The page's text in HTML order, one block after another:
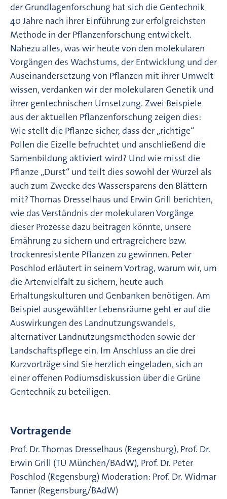
der Grundlagenforschung hat sich die Gentechnik
40 Jahre nach ihrer Einführung zur erfolgreichsten
Methode in der Pflanzenforschung entwickelt.
Nahezu alles, was wir heute von den molekularen
Vorgängen des Wachstums, der Entwicklung und der
Auseinandersetzung von Pflanzen mit ihrer Umwelt
wissen, verdanken wir der molekularen Genetik und
ihrer gentechnischen Umsetzung. Zwei Beispiele
aus der aktuellen Pflanzenforschung zeigen dies:
Wie stellt die Pflanze sicher, dass der „richtige“
Pollen die Eizelle befruchtet und anschließend die
Samenbildung aktiviert wird? Und wie misst die
Pflanze „Durst“ und teilt dies sowohl der Wurzel als
auch zum Zwecke des Wassersparens den Blättern
mit? Thomas Dresselhaus und Erwin Grill berichten,
wie das Verständnis der molekularen Vorgänge
dieser Prozesse dazu beitragen könnte, unsere
Ernährung zu sichern und ertragreichere bzw.
trockenresistente Pflanzen zu gewinnen. Peter
Poschlod erläutert in seinem Vortrag, warum wir, um
die Artenvielfalt zu sichern, heute auch
Erhaltungskulturen und Genbanken benötigen. Am
Beispiel ausgewählter Lebensräume geht er auf die
Auswirkungen des Landnutzungswandels,
alternativer Landnutzungsmethoden sowie der
Landschaftspflege ein. Im Anschluss an die drei
Kurzvorträge sind Sie herzlich eingeladen, sich an
einer offenen Podiumsdiskussion über die Grüne
Gentechnik zu beteiligen.
Vortragende
Prof. Dr. Thomas Dresselhaus (Regensburg), Prof. Dr.
Erwin Grill (TU München/BAdW), Prof. Dr. Peter
Poschlod (Regensburg) Moderation: Prof. Dr. Widmar
Tanner (Regensburg/BAdW)